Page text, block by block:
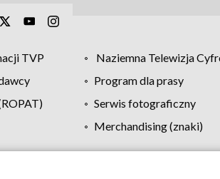
TVP Naziemna Telewizja
Program dla prasy
Serwis fotograficzny
Merchandising (znaki)